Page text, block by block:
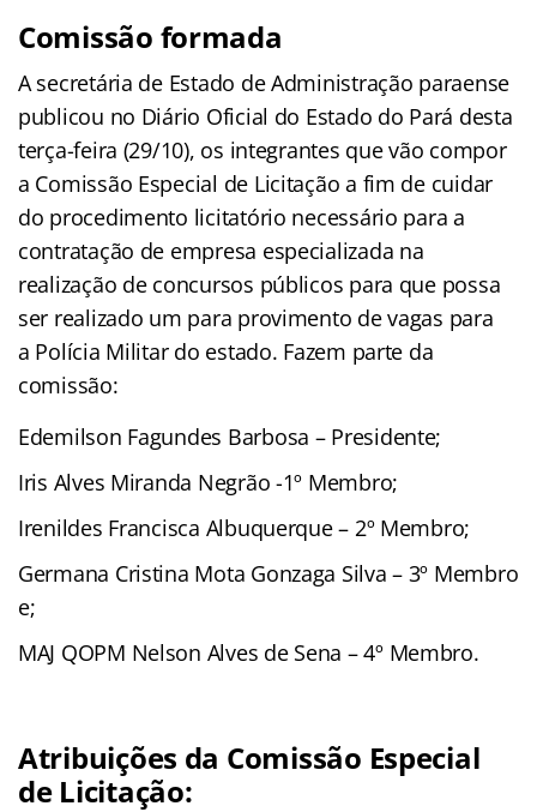
Comissão formada
A secretária de Estado de Administração paraense
publicou no Diário Oficial do Estado do Pará desta
terça-feira (29/10), os integrantes que vão compor
a Comissão Especial de Licitação a fim de cuidar
do procedimento licitatório necessário para a
contratação de empresa especializada na
realização de concursos públicos para que possa
ser realizado um para provimento de vagas para
a Polícia Militar do estado. Fazem parte da
comissão:
Edemilson Fagundes Barbosa – Presidente;
Iris Alves Miranda Negrão -1º Membro;
Irenildes Francisca Albuquerque – 2º Membro;
Germana Cristina Mota Gonzaga Silva – 3º Membro
e;
MAJ QOPM Nelson Alves de Sena – 4º Membro.
Atribuições da Comissão Especial
de Licitação: